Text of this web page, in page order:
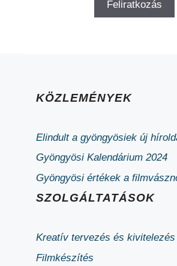
KÖZLEMÉNYEK
Elindult a gyöngyösiek új
Gyöngyösi Kalendárium 2024
Gyöngyösi értékek a
SZOLGÁLTATÁSOK
Kreatív tervezés és kivitelezés
Filmkészítés